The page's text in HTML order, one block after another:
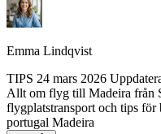
Emma Lindqvist
TIPS 24 mars 2026
Allt om flyg till Madeira från
flygplatstransport och tips
portugal Madeira